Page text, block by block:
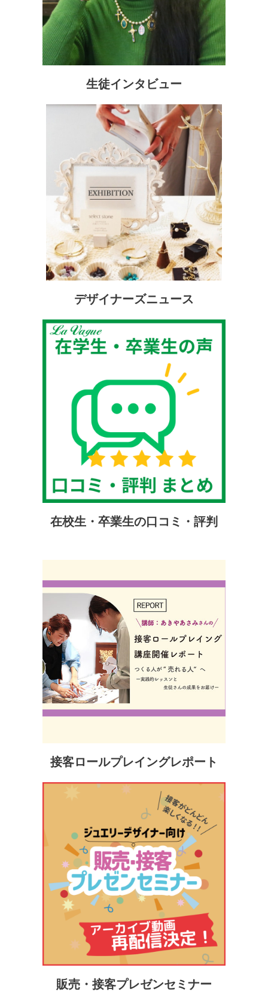
生徒インタビュー
デザイナーズニュース
在校生・卒業生の口コミ・評判
接客ロールプレイングレポート
販売・接客プレゼンセミナー